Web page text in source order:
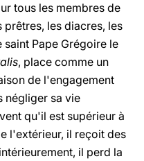
tous les membres de
les diacres, les
Pape Grégoire le
, place comme un
de l'engagement
négliger sa vie
qu'il est supérieur à
l'extérieur, il reçoit des
il perd la